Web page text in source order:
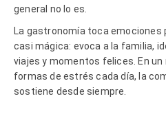
general no lo es.
La gastronomía toca emociones
casi mágica: evoca a la familia,
viajes y momentos felices. En
formas de estrés cada día, la
sostiene desde siempre.